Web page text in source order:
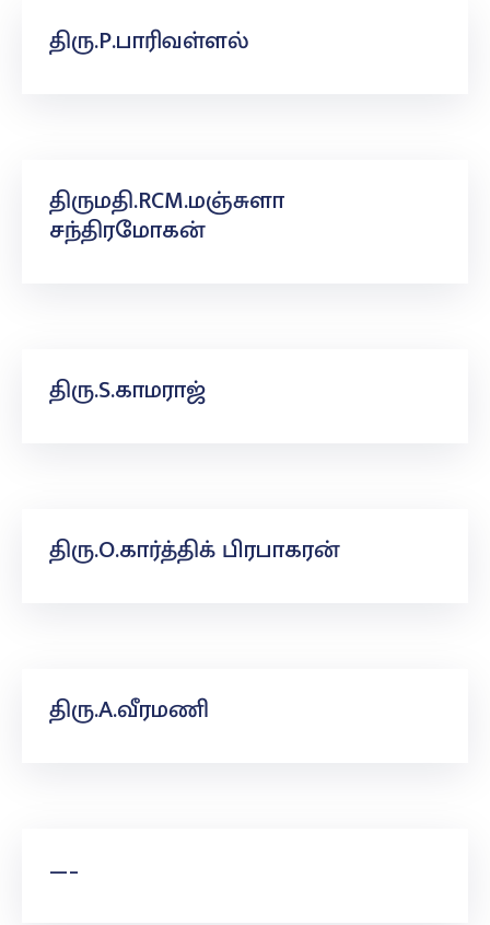
திரு.P.பாரிவள்ளல்
திருமதி.RCM.மஞ்சுளா
சந்திரமோகன்
திரு.S.காமராஜ்
திரு.O.கார்த்திக் பிரபாகரன்
திரு.A.வீரமணி
—–